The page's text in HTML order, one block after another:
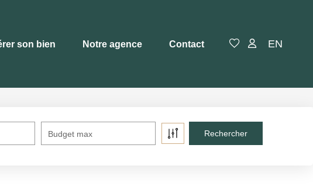
son bien Notre agence Contact EN
Budget max